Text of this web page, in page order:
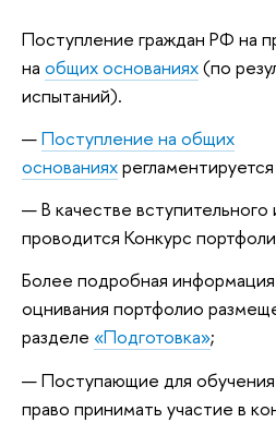
Поступление граждан РФ на
на общих основаниях(по
испытаний).
Поступление на общих
основанияхрегламентируется
В качестве вступительного
проводится Конкурс
Более подробная
оцнивания портфолио
разделе «Подготовка»;
Поступающие для
право принимать участие в